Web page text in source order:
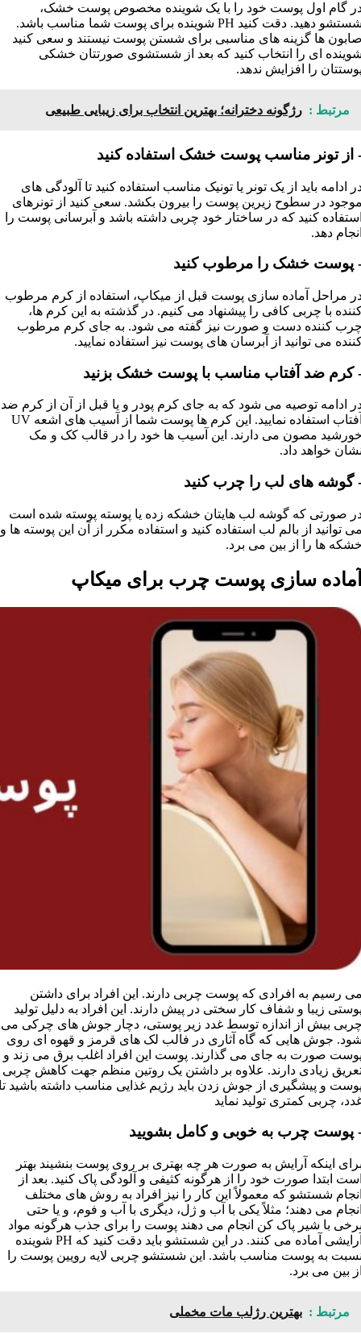
گام اول پوست خود را با یک شوینده مخصوص پوست خشک،
شستشو دهید. دقت کنید PH شوینده برای پوست شما مناسب باشد.
ها گزینه های مناسبی برای شستن پوست نیستند و سعی کنید
ای را انتخاب کنید که بعد از شستشوی صورتتان خشکی
را افزایش ندهد.
مرتبط : رژگونه دخترانه؛ بهترین انتخاب‌ برای زیبایی طبیعی
از تونر مناسب پوست خشک استفاده کنید
ادامه باید از یک تونر یا تونیک مناسب استفاده کنید تا آلودگی های
در سطوح زیرین پوست را بیرون بکشد. سعی کنید از تونرهای
کنید که در ساختار خود چربی داشته باشد و آبرسانی پوست را
دهد.
پوست خشک را مرطوب کنید
مراحل آماده سازی پوست قبل از میکاپ، استفاده از کرم مرطوب
با چربی کافی را پیشنهاد می کنیم. در گذشته به این کرم ها،
کننده دست و صورت نیز گفته می شود. به جای کرم مرطوب
می توانید از آبرسان های پوست نیز استفاده نمایید.
کرم ضد آفتاب مناسب با پوست خشک بزنید
ادامه توصیه می شود که به جای کرم پودر و یا قبل از آن از کرم ضد
آفتاب استفاده نمایید. این کرم ها پوست شما از آسیب های اشعه UV
مصون می دارند. این آسیب ها خود را در قالب کک و مک
خواهد داد.
گوشه های لب را چرب کنید
صورتی که گوشه لب هایتان خشکه زده یا پوسته پوسته شده است
توانید از بالم لب استفاده کنید و استفاده مکرر از آن این پوسته ها و
ها را از بین می برد.
سازی پوست چرب برای میکاپ
رسیم به افرادی که پوست چربی دارند. این افراد برای داشتن
زیبا و شفاف کار سختی در پیش دارند. این افراد به دلیل تولید
بیش از اندازه توسط غدد زیر پوستی، دچار جوش های چرکی می
جوش هایی که گاه آثاری در فالب لک های قرمز و قهوه ای روی
صورت به جای می گذارند. پوست این افراد اغلب برق می زند و
زیادی دارند. علاوه بر داشتن یک روتین منظم جهت کاهش چربی
و پیشگیری از جوش زدن باید رژیم غذایی مناسب داشته باشید
چربی کمتری تولید نماید
پوست چرب به خوبی و کامل بشویید
اینکه آرایش به صورت هر چه بهتری بر روی پوست بنشیند بهتر
ابتدا صورت خود را از هرگونه کثیفی و آلودگی پاک کنید. بعد از
شستشو که معمولاً این کار را نیز افراد به روش های مختلف
می دهند؛ مثلاً یکی با آب و ژل، دیگری با آب و فوم، و یا حتی
با شیر پاک کن انجام می دهند پوست را برای جذب هرگونه مواد
آرایشی آماده می کنند. در این شستشو باید دقت کنید که PH شوینده
به پوست مناسب باشد. این شستشو چربی لایه رویین پوست را
بین می برد.
مرتبط : بهترین رژلب مات مخملی